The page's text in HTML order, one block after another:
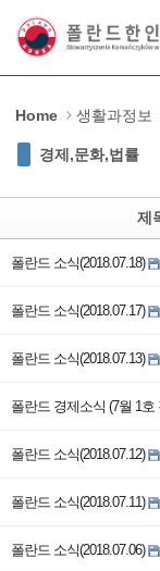
Home 생활과정보
경제,문화,법률
제
폴란드 소식(2018.07.18)
폴란드 소식(2018.07.17)
폴란드 소식(2018.07.13)
폴란드 경제소식 (7월 1호
폴란드 소식(2018.07.12)
폴란드 소식(2018.07.11)
폴란드 소식(2018.07.06)